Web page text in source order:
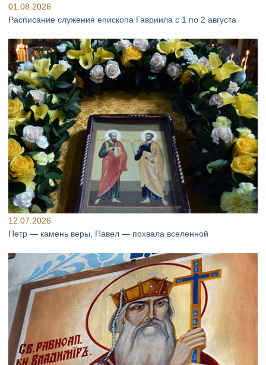
01.08.2026
Расписание служения епископа Гавриила с 1 по 2 августа
12.07.2026
Петр — камень веры, Павел — похвала вселенной